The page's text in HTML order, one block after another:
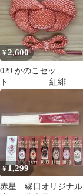
¥2,600
029 かのこセッ
ト 紅緋
¥1,299
赤星 縁日オリジナル